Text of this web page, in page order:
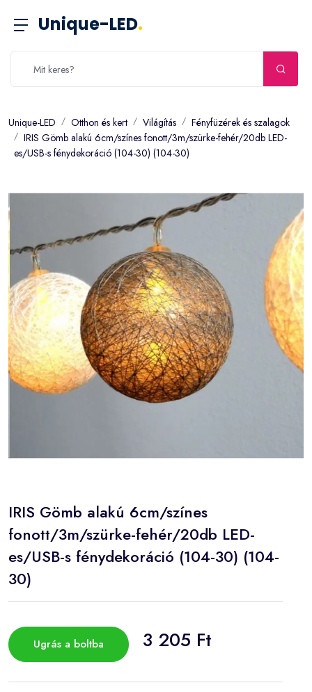
Unique-LED.
Unique-LED Otthon és kert Világítás
Fényfüzérek és szalagok
IRIS Gömb alakú 6cm/színes fonott/3m/szürke-fehér/20db LED-
es/USB-s fénydekoráció (104-30) (104-30)
IRIS Gömb alakú 6cm/színes
fonott/3m/szürke-fehér/20db LED-
es/USB-s fénydekoráció (104-30) (104-
30)
Ugrás a boltba 3 205 Ft